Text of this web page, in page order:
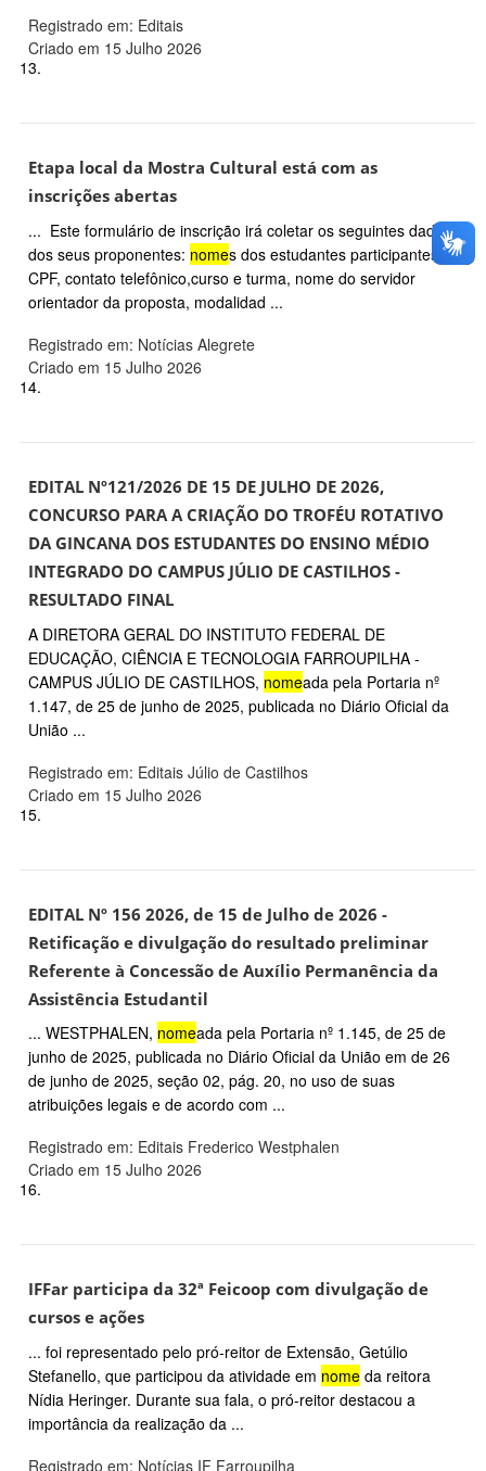
Registrado em: Editais
Criado em 15 Julho 2026
13.
Etapa local da Mostra Cultural está com as
inscrições abertas
... Este formulário de inscrição irá coletar os seguintes dados
dos seus proponentes: nomes dos estudantes participantes,
CPF, contato telefônico,curso e turma, nome do servidor
orientador da proposta, modalidad ...
Registrado em: Notícias Alegrete
Criado em 15 Julho 2026
14.
EDITAL Nº121/2026 DE 15 DE JULHO DE 2026,
CONCURSO PARA A CRIAÇÃO DO TROFÉU ROTATIVO
DA GINCANA DOS ESTUDANTES DO ENSINO MÉDIO
INTEGRADO DO CAMPUS JÚLIO DE CASTILHOS -
RESULTADO FINAL
A DIRETORA GERAL DO INSTITUTO FEDERAL DE
EDUCAÇÃO, CIÊNCIA E TECNOLOGIA FARROUPILHA -
CAMPUS JÚLIO DE CASTILHOS, nomeada pela Portaria nº
1.147, de 25 de junho de 2025, publicada no Diário Oficial da
União ...
Registrado em: Editais Júlio de Castilhos
Criado em 15 Julho 2026
15.
EDITAL Nº 156 2026, de 15 de Julho de 2026 -
Retificação e divulgação do resultado preliminar
Referente à Concessão de Auxílio Permanência da
Assistência Estudantil
... WESTPHALEN, nomeada pela Portaria nº 1.145, de 25 de
junho de 2025, publicada no Diário Oficial da União em de 26
de junho de 2025, seção 02, pág. 20, no uso de suas
atribuições legais e de acordo com ...
Registrado em: Editais Frederico Westphalen
Criado em 15 Julho 2026
16.
IFFar participa da 32ª Feicoop com divulgação de
cursos e ações
... foi representado pelo pró-reitor de Extensão, Getúlio
Stefanello, que participou da atividade em nome da reitora
Nídia Heringer. Durante sua fala, o pró-reitor destacou a
importância da realização da ...
Registrado em: Notícias IF Farroupilha